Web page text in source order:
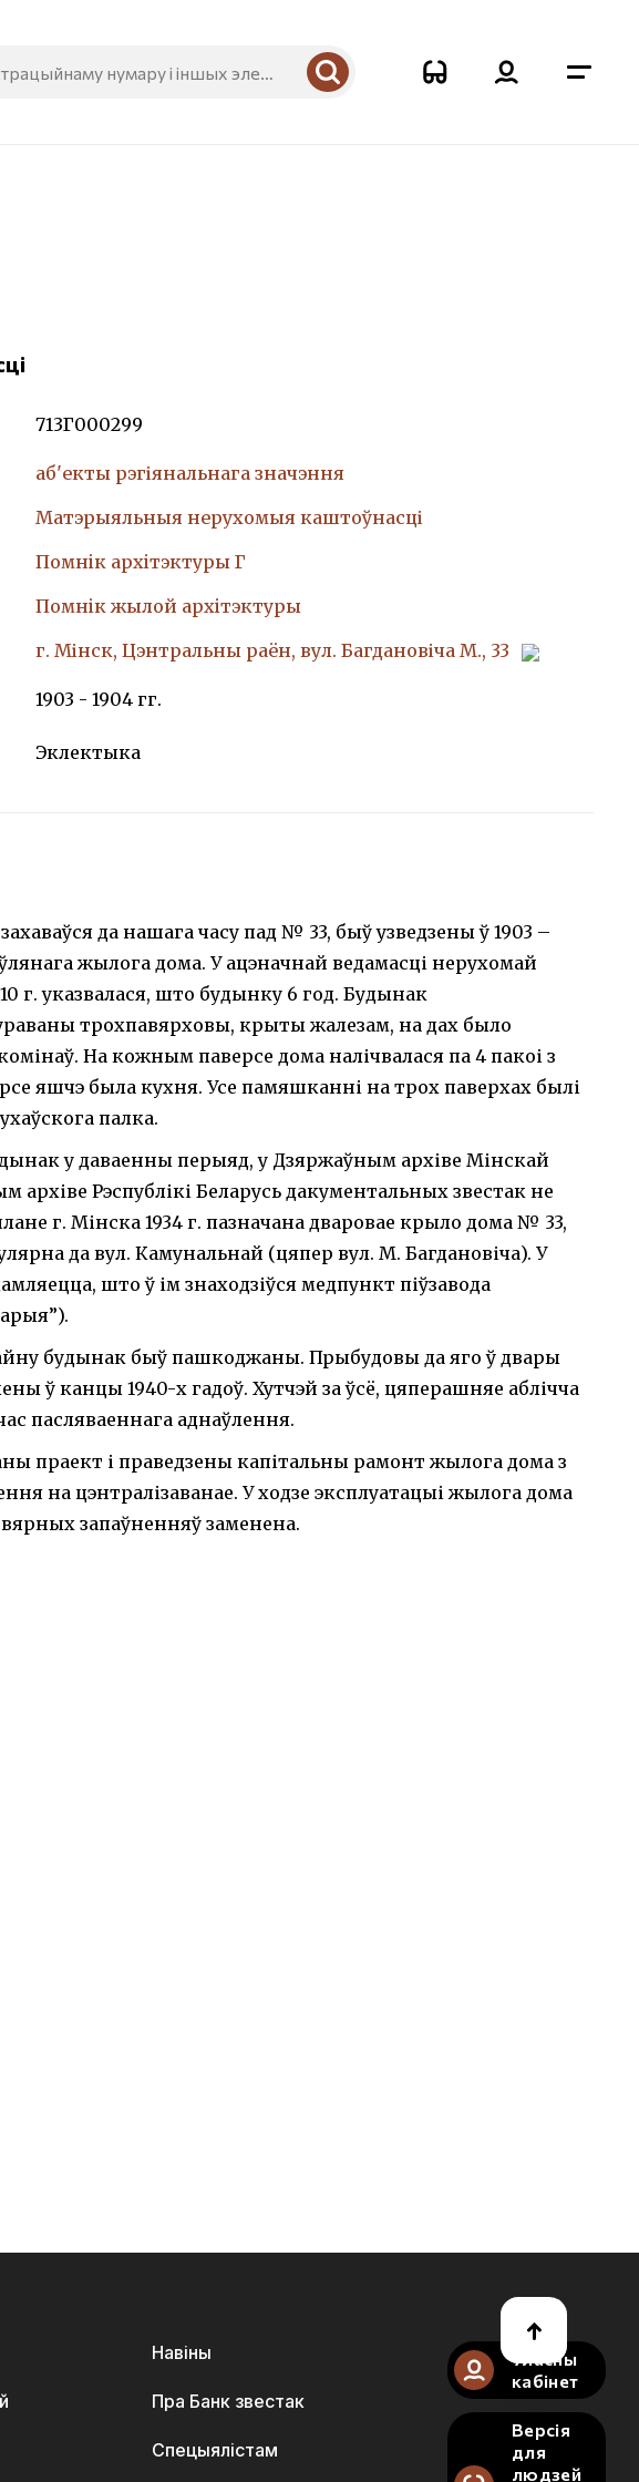
713Г000299
аб'екты рэгіянальнага значэння
Матэрыяльныя нерухомыя каштоўнасці
Помнiк архiтэктуры Г
Помнiк жылой архiтэктуры
г. Мінск, Цэнтральны раён, вул. Багдановіча М., 33
1903 - 1904 гг.
Эклектыка
да нашага часу пад № 33, быў узведзены ў 1903 –
жылога дома. У ацэначнай ведамасці нерухомай
г. указвалася, што будынку 6 год. Будынак
трохпавярховы, крыты жалезам, на дах было
На кожным паверсе дома налічвалася па 4 пакоі з
яшчэ была кухня. Усе памяшканні на трох паверхах былі
палка.
у даваенны перыяд, у Дзяржаўным архіве Мінскай
архіве Рэспублікі Беларусь дакументальных звестак не
г. Мінска 1934 г. пазначана дваровае крыло дома № 33,
да вул. Камунальнай (цяпер вул. М. Багдановіча). У
што ў ім знаходзіўся медпункт піўзавода
будынак быў пашкоджаны. Прыбудовы да яго ў двары
ў канцы 1940-х гадоў. Хутчэй за ўсё, цяперашняе аблічча
пасляваеннага аднаўлення.
праект і праведзены капітальны рамонт жылога дома з
на цэнтралізаванае. У ходзе эксплуатацыі жылога дома
запаўненняў заменена.
Навіны
Пра Банк звестак
Спецыялістам
Уласны
кабінет
Версія
для
людзей